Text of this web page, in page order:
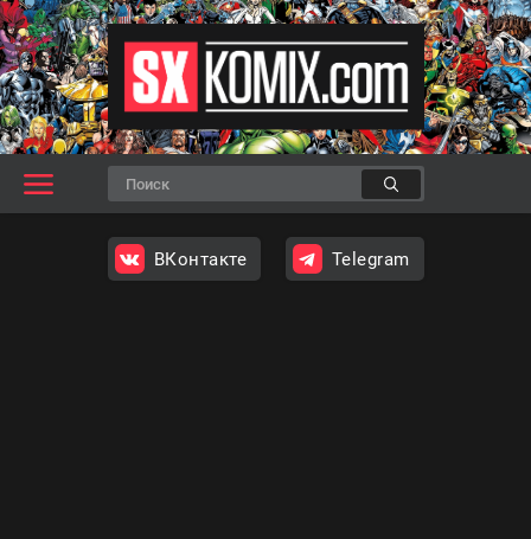
ВКонтакте Telegram